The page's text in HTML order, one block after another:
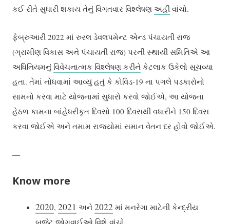
કઈ રીતે સુધારી શકાય તેનું વિગતવાર વિશ્લેષણઅહીં વાંચો.
ફેબ્રુઆરી 2022 માં રુરલ ડેવલપમેન્ટ એન્ડ પંચાયતી રાજ
(ગ્રામીણ વિકાસ અને પંચાયતી રાજ) પરની સ્થાયી સમિતિએ આ
અધિનિયમનું વિવેચનાત્મક વિશ્લેષણ કરીને કેટલાક ઉકેલો સૂચવ્યા
હતા. તેમાં નોંધવામાં આવ્યું હતું કે કોવિડ-19 ના પગલે પડકારોનો
સામનો કરવા માટે યોજનામાં સુધારો કરવો જોઈએ, આ યોજના
હેઠળ કામના બાંહેધરીકૃત દિવસો 100 દિવસથી વધારીને 150 દિવસ
કરવા જોઈએ અને તમામ રાજ્યોમાં સમાન વેતન દર હોવો જોઈએ.
—
Know more
2020,2021 અને2022 માં મનરેગા માટેની કેન્દ્રીય